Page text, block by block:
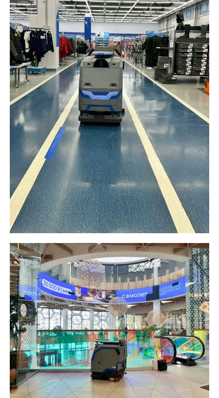
Что берет на себя робот
в зонах высокого
трафика
Базовая работа робота-уборщика
автономно мыть твердые покрытия
по заданному маршруту: он сам
объезжает зал, собирает воду
и проходит трек целиком, без
пропусков.
В нагруженных условиях, то есть
с людьми и препятствиями, а не по
пустому полигону, средняя
производительность держится на
уровне около 700 м²/час.
Здесь и возникает тот самый
компромисс между скоростью
и безопасностью. Ехать быстрее
в зоне с людьми рискованно, а ехать
медленно – значит не успевать за тем,
как пачкается пол.
В R2B этот узел развязали отдельным
алгоритмом: он повышает скорость
работы примерно на 30% — до ~900
безопасности. Робот проходит больше
площади за то же время, но по-
прежнему уверенно тормозит
и объезжает препятствия,
не превращаясь в помеху для потока.
Как робот ориентируется
в пространстве и из чего состоит,
в материале«Как устроен
промышленный робот-уборщик».
За счет этого робот снимает с команды
самую объемную рутину регулярную
мойку больших проходных зон.
Поломоечные машины и людей можно
перевести на участки, где техника пока
не нужна.
Полезный индикатор для смены: